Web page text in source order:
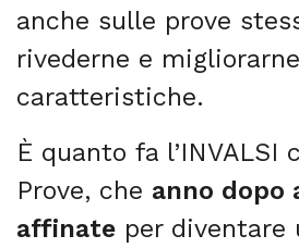
anche sulle prove
rivederne e
caratteristiche.
È quanto fa l’INVALSI
Prove, che anno dopo
affinate per diventare